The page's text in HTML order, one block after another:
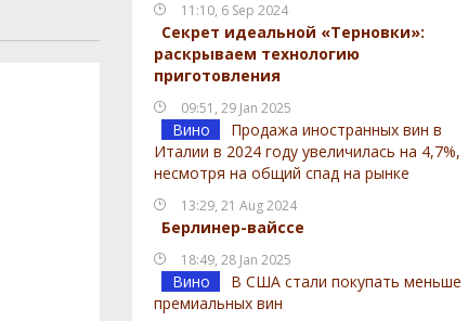
11:10, 6 Sep 2024
Секрет идеальной «Терновки»:
раскрываем технологию
приготовления
09:51, 29 Jan 2025
Вино
Продажа иностранных вин в
Италии в 2024 году увеличилась на 4,7%,
несмотря на общий спад на рынке
13:29, 21 Aug 2024
Берлинер-вайссе
18:49, 28 Jan 2025
Вино
В США стали покупать меньше
премиальных вин